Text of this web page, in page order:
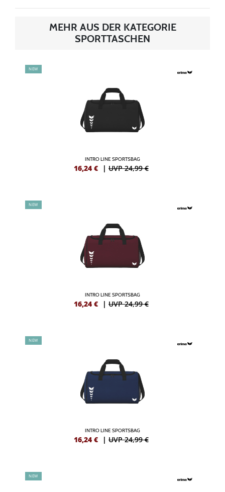
MEHR AUS DER KATEGORIE
SPORTTASCHEN
NEW
INTRO LINE SPORTSBAG
16,24 € | UVP 24,99 €
NEW
INTRO LINE SPORTSBAG
16,24 € | UVP 24,99 €
NEW
INTRO LINE SPORTSBAG
16,24 € | UVP 24,99 €
NEW